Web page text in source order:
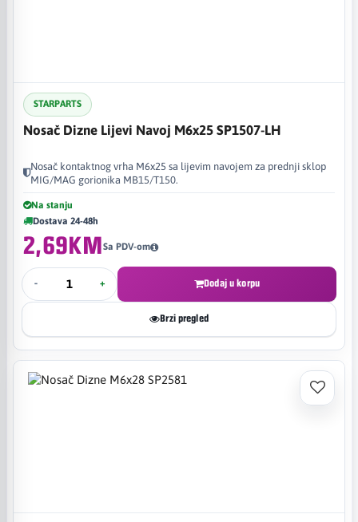
STARPARTS
Nosač Dizne Lijevi Navoj M6x25 SP1507-LH
Nosač kontaktnog vrha M6x25 sa lijevim navojem za prednji sklop
MIG/MAG gorionika MB15/T150.
Na stanju
Dostava 24-48h
2,69KMSa PDV-om
- + Dodaj u korpu
Brzi pregled